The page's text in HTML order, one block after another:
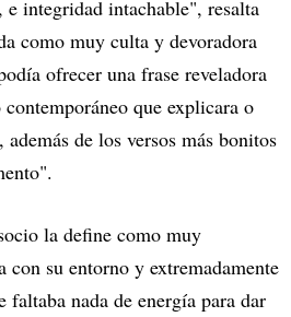
integridad intachable", resalta
como muy culta y devoradora
ofrecer una frase reveladora
que explicara o
de los versos más bonitos
la define como muy
con su entorno y extremadamente
nada de energía para dar